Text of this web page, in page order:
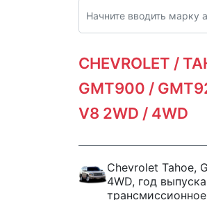
CHEVROLET /
GMT900 /
V8 2WD / 4WD
Chevrolet Tahoe,
4WD, год